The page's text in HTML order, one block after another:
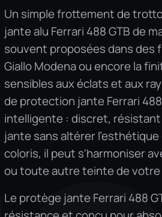
Un simple frottement de
jante alu Ferrari 488 GTB de
souvent proposées dans des
Giallo Modena ou encore la
sensibles aux éclats et aux
de protection jante Ferrari
intelligente : discret, résistant
jante sans altérer l'esthétique
coloris, il peut s'harmoniser
ou toute autre teinte de votre
Le protège jante Ferrari 488